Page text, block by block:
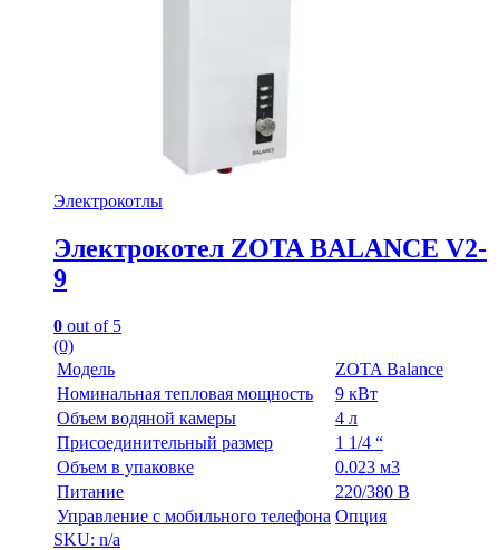
Электрокотлы
Электрокотел ZOTA BALANCE V2-
9
0 out of 5
(0)
Модель
ZOTA Balance
Номинальная тепловая мощность
9 кВт
Объем водяной камеры
4 л
Присоединительный размер
1 1/4 “
Объем в упаковке
0.023 м3
Питание
220/380 В
Управление с мобильного телефона Опция
SKU: n/a